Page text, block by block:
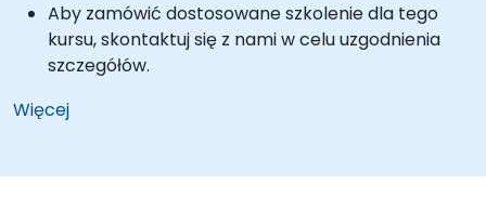
Aby zamówić dostosowane szkolenie dla tego
kursu, skontaktuj się z nami w celu uzgodnienia
szczegółów.
Więcej